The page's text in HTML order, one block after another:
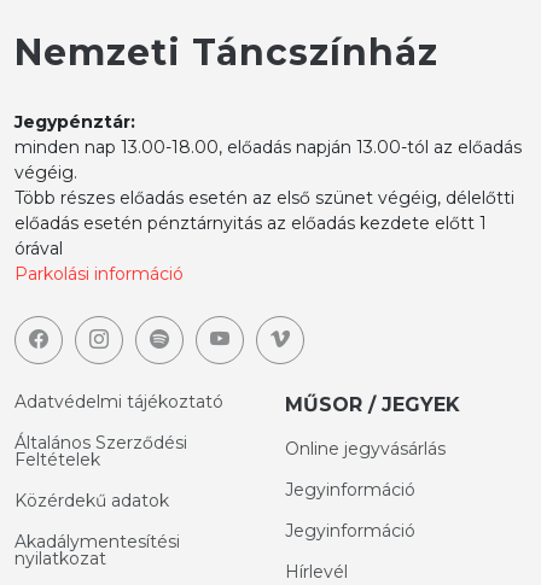
Nemzeti Táncszínház
Jegypénztár:
minden nap 13.00-18.00, előadás napján 13.00-tól az előadás
végéig.
Több részes előadás esetén az első szünet végéig, délelőtti
előadás esetén pénztárnyitás az előadás kezdete előtt 1
órával
Parkolási információ
Adatvédelmi tájékoztató
Általános Szerződési
Feltételek
Közérdekű adatok
Akadálymentesítési
nyilatkozat
MŰSOR / JEGYEK
Online jegyvásárlás
Jegyinformáció
Jegyinformáció
Hírlevél